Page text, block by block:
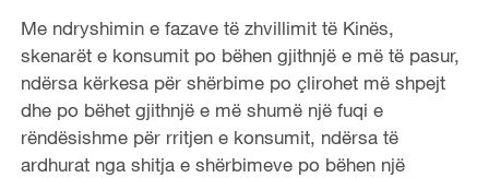
Me ndryshimin e fazave të zhvillimit të Kinës,
skenarët e konsumit po bëhen gjithnjë e më të pasur,
ndërsa kërkesa për shërbime po çlirohet më shpejt
dhe po bëhet gjithnjë e më shumë një fuqi e
rëndësishme për rritjen e konsumit, ndërsa të
ardhurat nga shitja e shërbimeve po bëhen një